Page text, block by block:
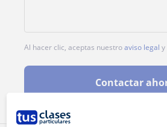
Al hacer clic, aceptas nuestroaviso legal y
Contactar